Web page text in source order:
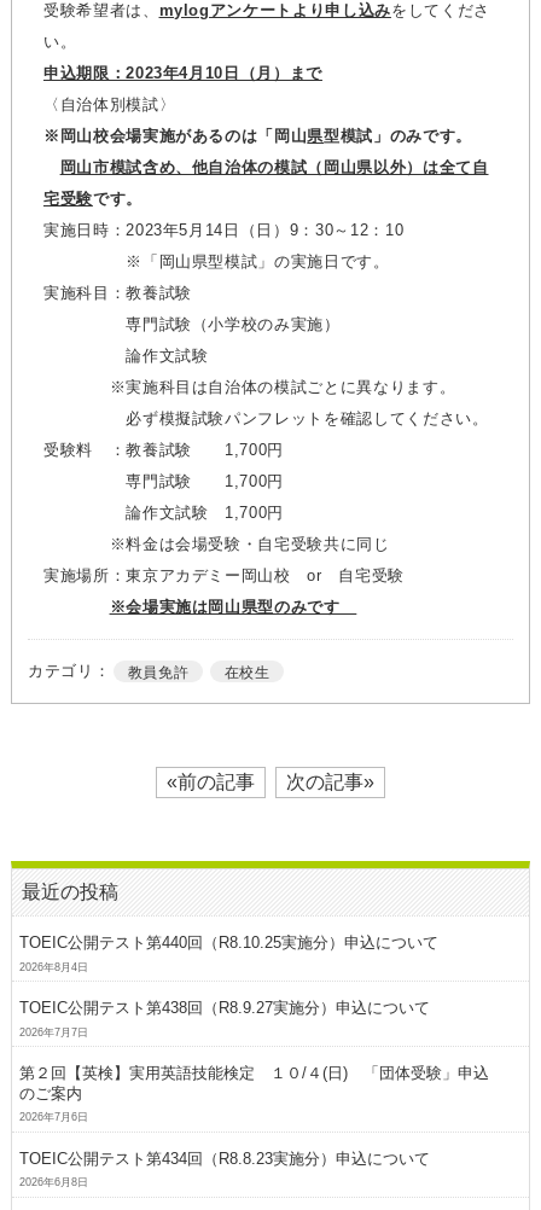
受験希望者は、 mylogアンケートより申し込みをしてくださ
い。
申込期限：2023年4月10日（月）まで
〈自治体別模試〉
※岡山校会場実施があるのは「岡山県型模試」のみです。
岡山市模試含め、他自治体の模試（岡山県以外）は全て自
宅受験です。
実施日時：2023年5月14日（日）9：30～12：10
※「岡山県型模試」の実施日です。
実施科目：教養試験
専門試験（小学校のみ実施）
論作文試験
※実施科目は自治体の模試ごとに異なります。
必ず模擬試験パンフレットを確認してください。
受験料 ：教養試験 1,700円
専門試験 1,700円
論作文試験 1,700円
※料金は会場受験・自宅受験共に同じ
実施場所：東京アカデミー岡山校 or 自宅受験
※会場実施は岡山県型のみです
カテゴリ： 教員免許 在校生
«前の記事 次の記事»
最近の投稿
TOEIC公開テスト第440回（R8.10.25実施分）申込について
2026年8月4日
TOEIC公開テスト第438回（R8.9.27実施分）申込について
2026年7月7日
第２回【英検】実用英語技能検定 １０/４(日) 「団体受験」申込
のご案内
2026年7月6日
TOEIC公開テスト第434回（R8.8.23実施分）申込について
2026年6月8日